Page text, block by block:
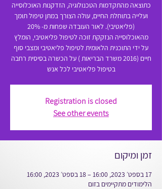
כתוצאה מהתקדמות הטכנולוגיה, הזדקנות האוכלוסייה
ועלייה בתוחלת החיים, עולה הצורך במתן טיפול תומך
(פליאטיבי). לאור העובדה שפחות מ- 20%
מהאוכלוסייה הנזקקת זוכה לטיפול פליאטיבי, הומלץ
על ידי התוכנית הלאומית לטיפול פליאטיבי ומצבי סוף
חיים (2016 משרד הבריאות ) על הכשרה בסיסית רחבה
בטיפול פליאטיבי לכל אנש
Registration is closed
See other events
זמן ומיקום
17 בספט׳ 2023, 16:00 – 18 בספט׳ 2023, 16:00
הלימודים מתקיימים בזום